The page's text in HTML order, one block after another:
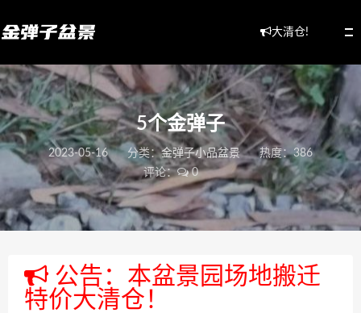
大清仓!
5个金弹子
2023-05-16 分类：金弹子小品盆景
热度：386
评论：
0
公告：本盆景园场地搬迁
特价大清仓！